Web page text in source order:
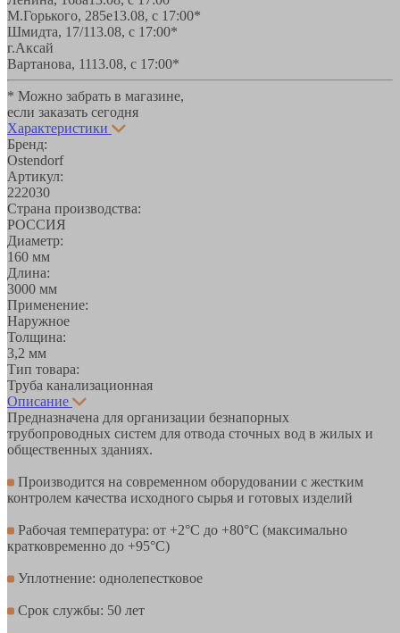
М.Горького, 285е13.08, с 17:00*
Шмидта, 17/113.08, с 17:00*
г.Аксай
Вартанова, 1113.08, с 17:00*
* Можно забрать в магазине,
если заказать сегодня
Характеристики
Бренд:
Ostendorf
Артикул:
222030
Страна производства:
РОССИЯ
Диаметр:
160 мм
Длина:
3000 мм
Применение:
Наружное
Толщина:
3,2 мм
Тип товара:
Труба канализационная
Описание
Предназначена для организации безнапорных
трубопроводных систем для отвода сточных вод в жилых и
общественных зданиях.
Производится на современном оборудовании с жестким
контролем качества исходного сырья и готовых изделий
Рабочая температура: от +2°С до +80°С (максимально
кратковременно до +95°С)
Уплотнение: однолепестковое
Срок службы: 50 лет